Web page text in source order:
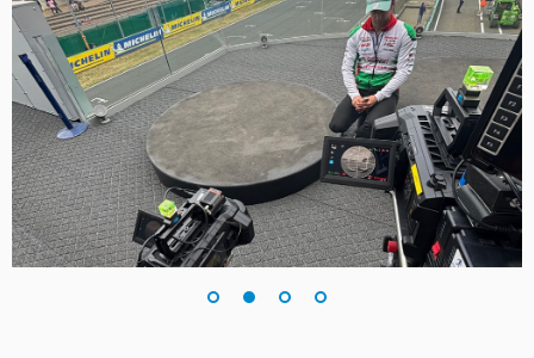
Ukraine
United Kingdom
United States